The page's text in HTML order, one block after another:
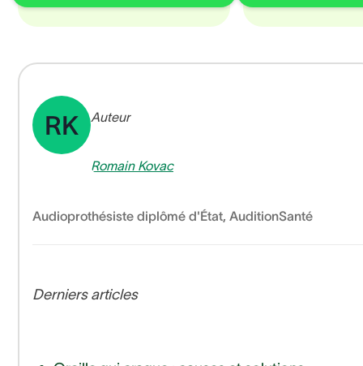
RK Auteur
Romain Kovac
Audioprothésiste diplômé d'État AuditionSanté
Derniers articles